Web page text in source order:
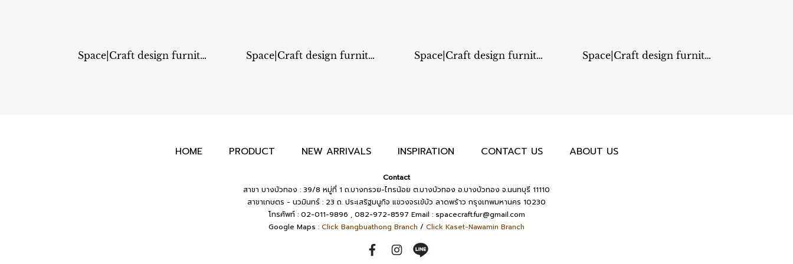
Space|Craft design furniture & living เก้าอี้สตูล รุ่น A18 Space|Craft design furniture & living เก้าอี้สตูล รุ่น Dressing stool Space|Craft design furniture & living เก้าอี้สตูล รุ่น ST-84 Space|Craft design furniture & living เก้าอี้สตูล รุ่น C10
HOME PRODUCT NEW ARRIVALS INSPIRATION CONTACT US ABOUT US
Contact
สาขา บางบัวทอง : 39/8 หมู่ที่ 1 ถ.บางกรวย-ไทรน้อย ต.บางบัวทอง อ.บางบัวทอง จ.นนทบุรี 11110
สาขาเกษตร - นวมินทร์ : 23 ถ. ประเสริฐมนูกิจ แขวงจรเข้บัว ลาดพร้าว กรุงเทพมหานคร 10230
โทรศัพท์ : 02-011-9896 , 082-972-8597 Email : spacecraft.fur@gmail.com
Google Maps : Click Bangbuathong Branch / Click Kaset-Nawamin Branch